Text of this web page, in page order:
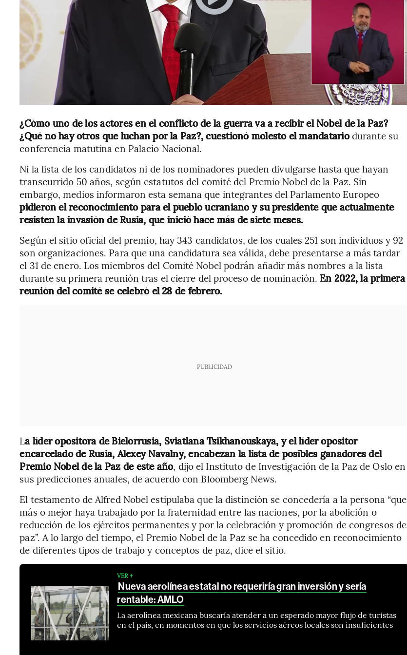
¿Cómo uno de los actores en el conflicto de la guerra va a recibir el Nobel de la Paz?
¿Qué no hay otros que luchan por la Paz?, cuestionó molesto el mandatariodurante su
conferencia matutina en Palacio Nacional.
Ni la lista de los candidatos ni de los nominadores pueden divulgarse hasta que hayan
transcurrido 50 años, según estatutos del comité del Premio Nobel de la Paz. Sin
embargo, medios informaron esta semana que integrantes del Parlamento Europeo
pidieron el reconocimiento para el pueblo ucraniano y su presidente que actualmente
resisten la invasión de Rusia, que inició hace más de siete meses.
Según el sitio oficial del premio, hay 343 candidatos, de los cuales 251 son individuos y 92
son organizaciones. Para que una candidatura sea válida, debe presentarse a más tardar
el 31 de enero. Los miembros del Comité Nobel podrán añadir más nombres a la lista
durante su primera reunión tras el cierre del proceso de nominación. En 2022, la primera
reunión del comité se celebró el 28 de febrero.
PUBLICIDAD
La líder opositora de Bielorrusia, Sviatlana Tsikhanouskaya, y el líder opositor
encarcelado de Rusia, Alexey Navalny, encabezan la lista de posibles ganadores del
Premio Nobel de la Paz de este año, dijo el Instituto de Investigación de la Paz de Oslo en
sus predicciones anuales, de acuerdo con Bloomberg News.
El testamento de Alfred Nobel estipulaba que la distinción se concedería a la persona “que
más o mejor haya trabajado por la fraternidad entre las naciones, por la abolición o
reducción de los ejércitos permanentes y por la celebración y promoción de congresos de
paz”. A lo largo del tiempo, el Premio Nobel de la Paz se ha concedido en reconocimiento
de diferentes tipos de trabajo y conceptos de paz, dice el sitio.
VER +
Nueva aerolínea estatal no requeriría gran inversión y sería
rentable: AMLO
La aerolínea mexicana buscaría atender a un esperado mayor flujo de turistas
en el país, en momentos en que los servicios aéreos locales son insuficientes